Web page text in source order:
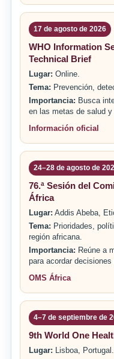
17 de agosto de 2026
WHO Information
Technical Brief
Lugar: Online.
Tema: Prevención,
Importancia: Busca
en las metas de salud
Información oficial
24–28 de agosto de
76.ª Sesión del
África
Lugar: Addis Abeba,
Tema: Prioridades,
región africana.
Importancia: Reúne a
para acordar decisiones
OMS África
4–7 de septiembre de
9th World One
Lugar: Lisboa, Portugal.